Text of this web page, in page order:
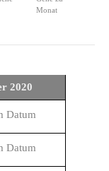
Monat
2020
Datum
Datum